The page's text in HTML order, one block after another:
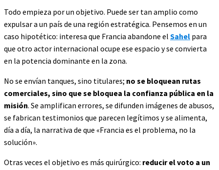
Todo empieza por un objetivo. Puede ser tan amplio como
expulsar a un país de una región estratégica. Pensemos en un
caso hipotético: interesa que Francia abandone el Sahel para
que otro actor internacional ocupe ese espacio y se convierta
en la potencia dominante en la zona.
No se envían tanques, sino titulares; no se bloquean rutas
comerciales, sino que se bloquea la confianza pública en la
misión. Se amplifican errores, se difunden imágenes de abusos,
se fabrican testimonios que parecen legítimos y se alimenta,
día a día, la narrativa de que «Francia es el problema, no la
solución».
Otras veces el objetivo es más quirúrgico: reducir el voto a un